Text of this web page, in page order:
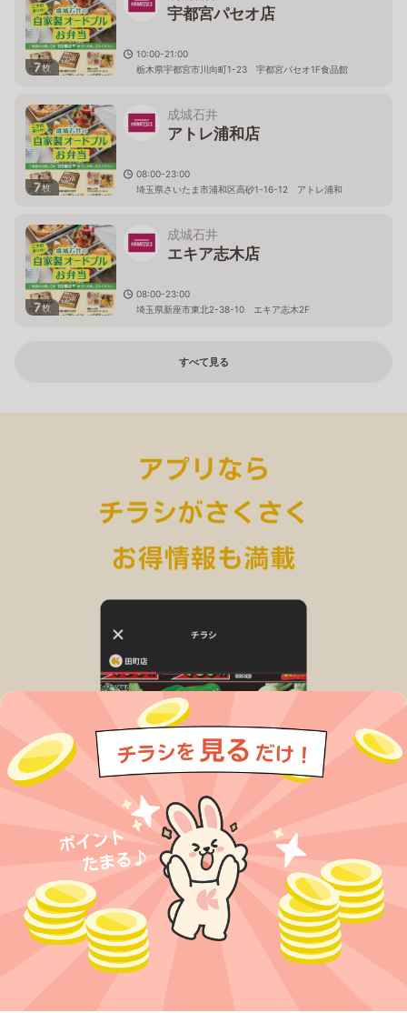
7枚
宇都宮パセオ店
10:00-21:00
栃木県宇都宮市川向町1-23 宇都宮パセオ1F食品館
7枚
成城石井
アトレ浦和店
08:00-23:00
埼玉県さいたま市浦和区高砂1-16-12 アトレ浦和
7枚
成城石井
エキア志木店
08:00-23:00
埼玉県新座市東北2-38-10 エキア志木2F
すべて見る